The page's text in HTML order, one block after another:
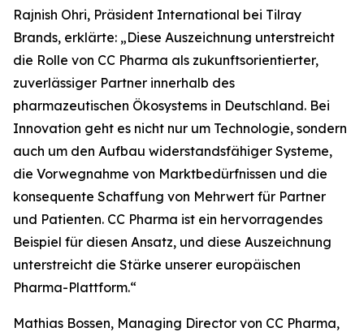
Rajnish Ohri, Präsident International bei Tilray
Brands, erklärte: „Diese Auszeichnung unterstreicht
die Rolle von CC Pharma als zukunftsorientierter,
zuverlässiger Partner innerhalb des
pharmazeutischen Ökosystems in Deutschland. Bei
Innovation geht es nicht nur um Technologie, sondern
auch um den Aufbau widerstandsfähiger Systeme,
die Vorwegnahme von Marktbedürfnissen und die
konsequente Schaffung von Mehrwert für Partner
und Patienten. CC Pharma ist ein hervorragendes
Beispiel für diesen Ansatz, und diese Auszeichnung
unterstreicht die Stärke unserer europäischen
Pharma-Plattform.“
Mathias Bossen, Managing Director von CC Pharma,